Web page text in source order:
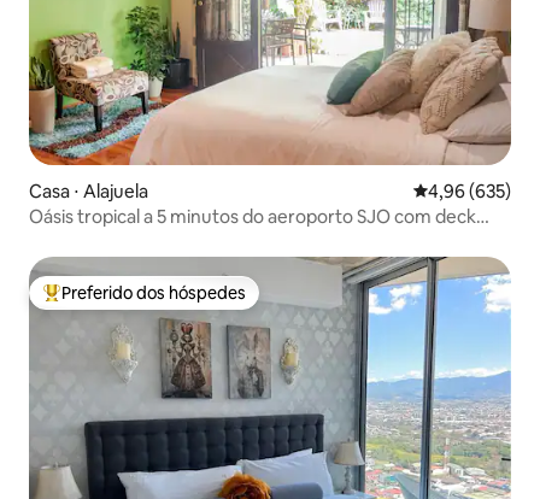
Casa ⋅ Alajuela 4,96 de uma
4,96 (635)
Oásis tropical a 5 minutos do aeroporto SJO com deck
Entre os melhores preferidos dos hóspedes
Preferido dos hóspedes